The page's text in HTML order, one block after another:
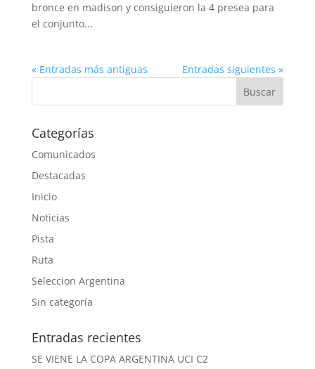
bronce en madison y consiguieron la 4 presea para
el conjunto...
« Entradas más antiguas Entradas siguientes »
Categorías
Comunicados
Destacadas
Inicio
Noticias
Pista
Ruta
Seleccion Argentina
Sin categoría
Entradas recientes
SE VIENE LA COPA ARGENTINA UCI C2